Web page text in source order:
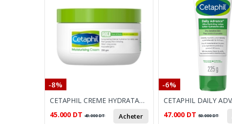
-8%
CETAPHIL CREME HYDRATANTE POT 250G
45.000 DT 49.000DT Acheter
-6%
47.000 DT 50.000DT